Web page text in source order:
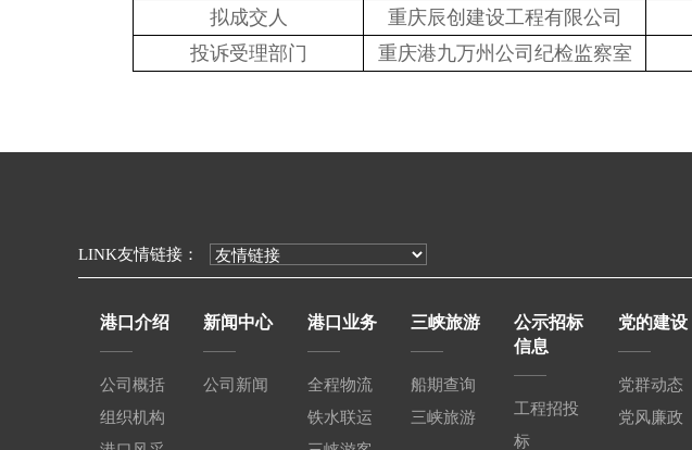
拟成交人
重庆辰创建设工程有限公司
投诉受理部门
重庆港九万州公司纪检监察室
LINK友情链接：
港口介绍
公司概括
组织机构
新闻中心
公司新闻
港口业务
全程物流
铁水联运
三峡旅游
船期查询
三峡旅游
公示招标
信息
工程招投
标
党的建设
党群动态
党风廉政